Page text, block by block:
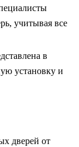
учитывая все
в
установку и
дверей от